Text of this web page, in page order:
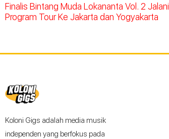
Finalis Bintang Muda Lokananta Vol. 2 Jalani
Program Tour Ke Jakarta dan Yogyakarta
Koloni Gigs adalah media musik
independen yang berfokus pada